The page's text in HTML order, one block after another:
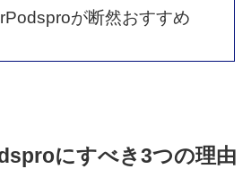
が断然おすすめ
にすべき3つの理由